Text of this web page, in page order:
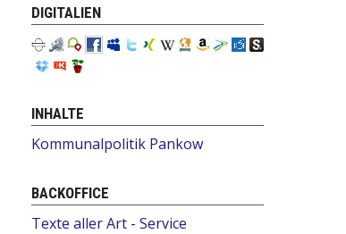
DIGITALIEN
INHALTE
Kommunalpolitik Pankow
BACKOFFICE
Texte aller Art - Service